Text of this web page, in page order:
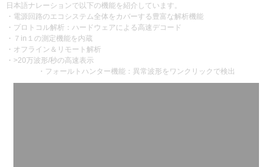
日本語ナレーションで以下の機能を紹介しています。
・電源回路のエコシステム全体をカバーする豊富な解析機能
・プロトコル解析：ハードウェアによる高速デコード
・７in１の測定機能を内蔵
・オフライン＆リモート解析
・>20万波形/秒の高速表示
・フォールトハンター機能：異常波形をワンクリックで検出